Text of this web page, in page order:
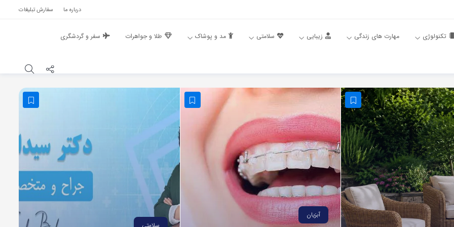
درباره ما سفارش تبلیغات
تکنولوژی مهارت های زندگی زیبایی سلامتی مد و پوشاک طلا و جواهرات سفر و گردشگری
آبزیان